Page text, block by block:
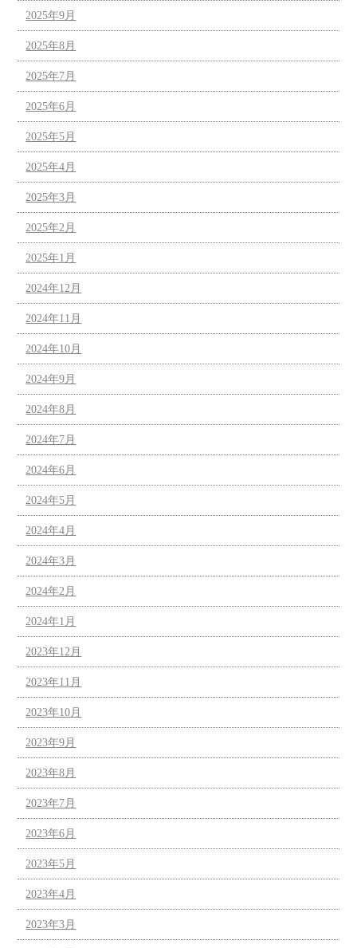
2025年9月
2025年8月
2025年7月
2025年6月
2025年5月
2025年4月
2025年3月
2025年2月
2025年1月
2024年12月
2024年11月
2024年10月
2024年9月
2024年8月
2024年7月
2024年6月
2024年5月
2024年4月
2024年3月
2024年2月
2024年1月
2023年12月
2023年11月
2023年10月
2023年9月
2023年8月
2023年7月
2023年6月
2023年5月
2023年4月
2023年3月